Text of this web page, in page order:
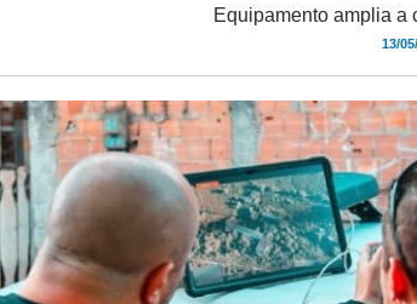
Equipamento amplia a
13/